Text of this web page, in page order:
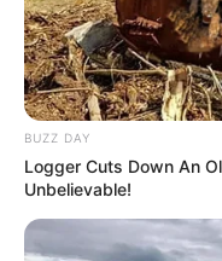
BUZZ DAY
Logger Cuts Down An
Unbelievable!